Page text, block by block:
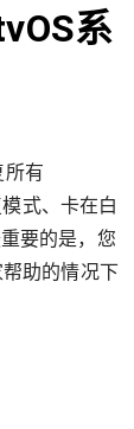
系
所有
式、卡在白
要的是，您
助的情况下